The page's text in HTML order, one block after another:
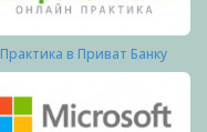
Практика в Приват Банку